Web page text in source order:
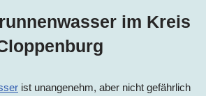
im Kreis
ist unangenehm, aber nicht gefährlich